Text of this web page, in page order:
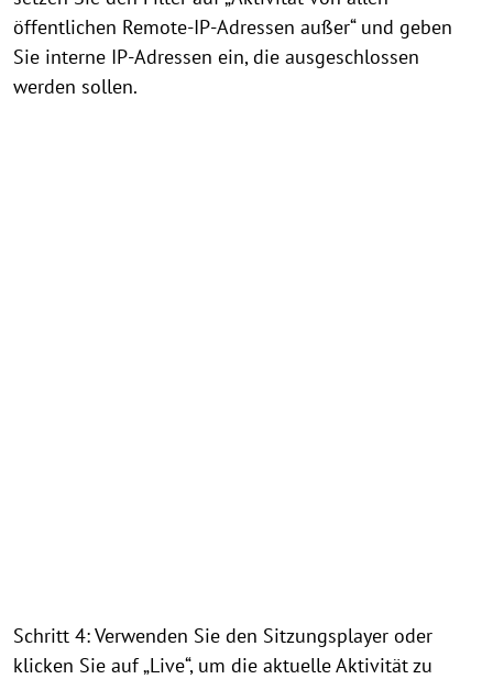
öffentlichen Remote-IP-Adressen außer“ und geben
Sie interne IP-Adressen ein, die ausgeschlossen
werden sollen.
Schritt 4: Verwenden Sie den Sitzungsplayer oder
klicken Sie auf „Live“, um die aktuelle Aktivität zu